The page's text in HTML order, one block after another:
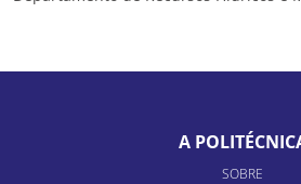
A
SOBRE